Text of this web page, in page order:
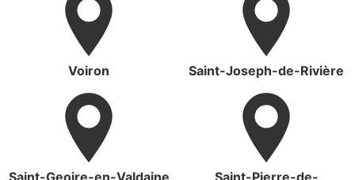
Voiron Saint-Joseph-de-Rivière